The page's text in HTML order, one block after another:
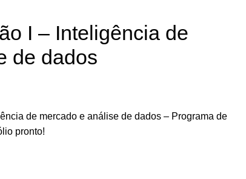
I – Inteligência de
de dados
de mercado e análise de dados – Programa de
pronto!